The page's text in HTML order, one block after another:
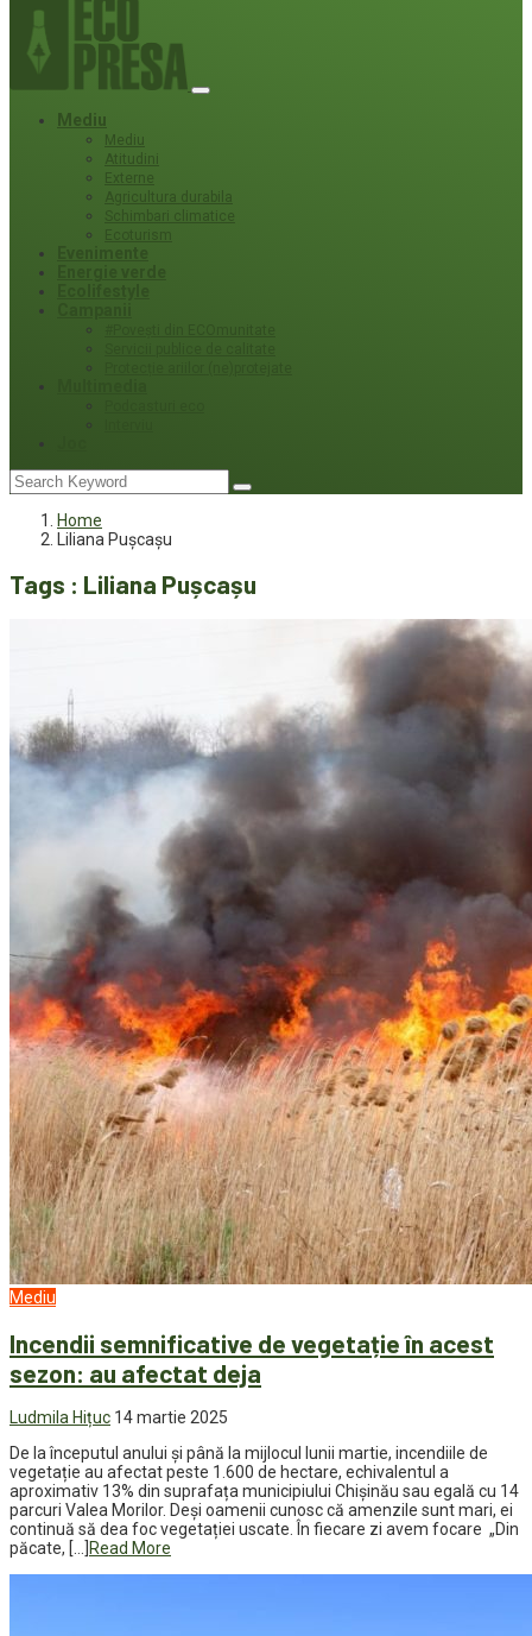
Mediu
Mediu
Atitudini
Externe
Agricultura durabila
Schimbari climatice
Ecoturism
Home
Liliana Pușcașu
Tags : Liliana Pușcașu
Mediu
Incendii semnificative de vegetație în acest
sezon: au afectat deja
Ludmila Hițuc 14 martie 2025
De la începutul anului și până la mijlocul lunii martie, incendiile de
vegetație au afectat peste 1.600 de hectare, echivalentul a
aproximativ 13% din suprafața municipiului Chișinău sau egală cu 14
parcuri Valea Morilor. Deși oamenii cunosc că amenzile sunt mari, ei
continuă să dea foc vegetației uscate. În fiecare zi avem focare „Din
păcate, […] Read More